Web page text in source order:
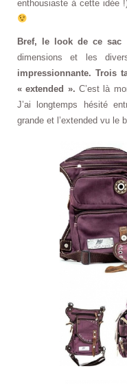
enthousiaste à cette idée
Bref, le look de ce sac
dimensions et les
impressionnante. Trois
« extended ». C’est là
J’ai longtemps hésité
grande et l’extended vu le